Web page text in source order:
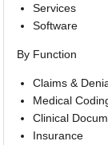
Services
Software
By Function
Claims &
Medical
Clinical
Insurance